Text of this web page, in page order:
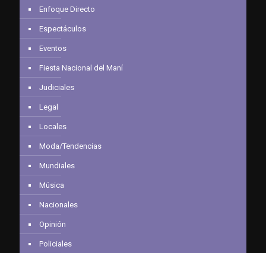
Enfoque Directo
Espectáculos
Eventos
Fiesta Nacional del Maní
Judiciales
Legal
Locales
Moda/Tendencias
Mundiales
Música
Nacionales
Opinión
Policiales